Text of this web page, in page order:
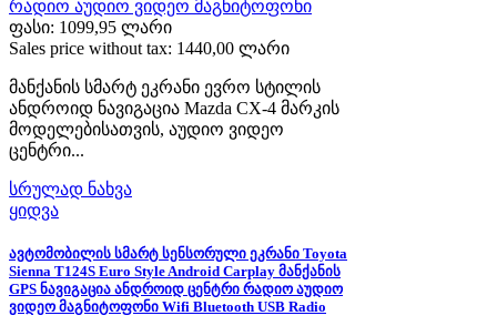
ფასი: 1099,95 ლარი
Sales price without tax: 1440,00 ლარი
მანქანის სმარტ ეკრანი ევრო სტილის
ანდროიდ ნავიგაცია Mazda CX-4 მარკის
მოდელებისათვის, აუდიო ვიდეო
ცენტრი...
სრულად ნახვა
ყიდვა
ავტომობილის სმარტ სენსორული ეკრანი Toyota
Sienna T124S Euro Style Android Carplay მანქანის
GPS ნავიგაცია ანდროიდ ცენტრი რადიო აუდიო
ვიდეო მაგნიტოფონი Wifi Bluetooth USB Radio